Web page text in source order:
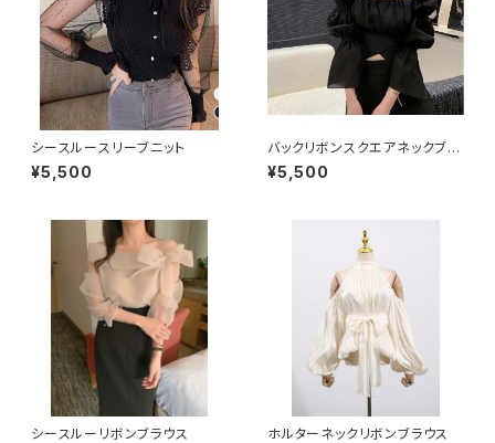
シースルースリーブニット
¥5,500
バックリボンスクエアネックブラ
ウス
¥5,500
シースルーリボンブラウス ホルターネックリボンブラウス